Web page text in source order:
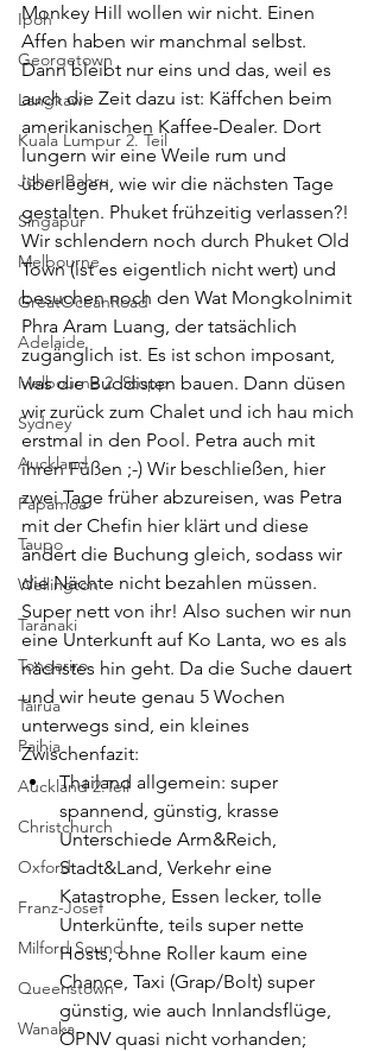
Ipoh
Georgetown
Langkawi
Kuala Lumpur 2. Teil
Johor Bahru
Singapur
Melbourne
GreatOceanRoad
Adelaide
Melbourne 2. Stopp
Sydney
Auckland
Papamoa
Taupo
Wellington
Taranaki
Tongariro
Tairua
Paihia
Auckland 2.Teil
Christchurch
Oxford
Franz-Josef
Milford Sound
Queenstown
Wanaka
Monkey Hill wollen wir nicht. Einen
Affen haben wir manchmal selbst.
Dann bleibt nur eins und das, weil es
auch die Zeit dazu ist: Käffchen beim
amerikanischen Kaffee-Dealer. Dort
lungern wir eine Weile rum und
überlegen, wie wir die nächsten Tage
gestalten. Phuket frühzeitig verlassen?!
Wir schlendern noch durch Phuket Old
Town (ist es eigentlich nicht wert) und
besuchen noch den Wat Mongkolnimit
Phra Aram Luang, der tatsächlich
zugänglich ist. Es ist schon imposant,
was die Buddisten bauen. Dann düsen
wir zurück zum Chalet und ich hau mich
erstmal in den Pool. Petra auch mit
ihren Füßen ;-) Wir beschließen, hier
zwei Tage früher abzureisen, was Petra
mit der Chefin hier klärt und diese
ändert die Buchung gleich, sodass wir
die Nächte nicht bezahlen müssen.
Super nett von ihr! Also suchen wir nun
eine Unterkunft auf Ko Lanta, wo es als
nächstes hin geht. Da die Suche dauert
und wir heute genau 5 Wochen
unterwegs sind, ein kleines
Zwischenfazit:
Thailand allgemein: super
spannend, günstig, krasse
Unterschiede Arm&Reich,
Stadt&Land, Verkehr eine
Katastrophe, Essen lecker, tolle
Unterkünfte, teils super nette
Hosts, ohne Roller kaum eine
Chance, Taxi (Grap/Bolt) super
günstig, wie auch Innlandsflüge,
ÖPNV quasi nicht vorhanden;